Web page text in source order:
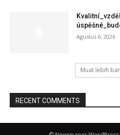
Agustus 6, 2026
Muat lebih
RECENT COMMENTS